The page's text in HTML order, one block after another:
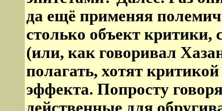
да ещё применяя
столько объект критики,
(или, как говоривал
полагать, хотят
эффекта. Попросту